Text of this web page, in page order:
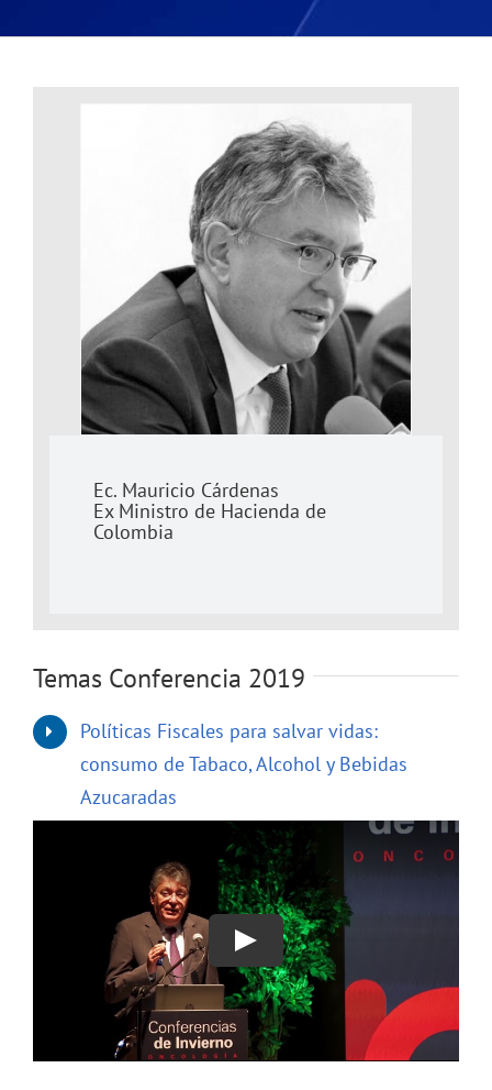
Ec. Mauricio Cárdenas
Ex Ministro de Hacienda de
Colombia
Temas Conferencia 2019
Políticas Fiscales para salvar vidas:
consumo de Tabaco, Alcohol y Bebidas
Azucaradas
Play